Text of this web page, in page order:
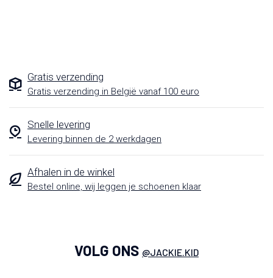
Gratis verzending
Gratis verzending in België vanaf 100 euro
Snelle levering
Levering binnen de 2 werkdagen
Afhalen in de winkel
Bestel online, wij leggen je schoenen klaar
VOLG ONS @JACKIE.KID